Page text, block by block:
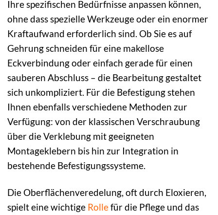
Ihre spezifischen Bedürfnisse anpassen können,
ohne dass spezielle Werkzeuge oder ein enormer
Kraftaufwand erforderlich sind. Ob Sie es auf
Gehrung schneiden für eine makellose
Eckverbindung oder einfach gerade für einen
sauberen Abschluss – die Bearbeitung gestaltet
sich unkompliziert. Für die Befestigung stehen
Ihnen ebenfalls verschiedene Methoden zur
Verfügung: von der klassischen Verschraubung
über die Verklebung mit geeigneten
Montageklebern bis hin zur Integration in
bestehende Befestigungssysteme.
Die Oberflächenveredelung, oft durch Eloxieren,
spielt eine wichtige Rollefür die Pflege und das